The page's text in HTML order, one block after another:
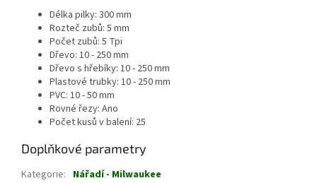
Délka pilky: 300 mm
Rozteč zubů: 5 mm
Počet zubů: 5 Tpi
Dřevo: 10 - 250 mm
Dřevo s hřebíky: 10 - 250 mm
Plastové trubky: 10 - 250 mm
PVC: 10 - 50 mm
Rovné řezy: Ano
Počet kusů v balení: 25
Doplňkové parametry
Kategorie: Nářadí - Milwaukee